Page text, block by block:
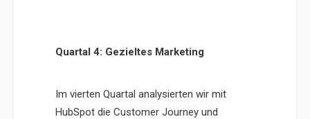
Quartal 4: Gezieltes Marketing
Im vierten Quartal analysierten wir mit
HubSpot die Customer Journey und